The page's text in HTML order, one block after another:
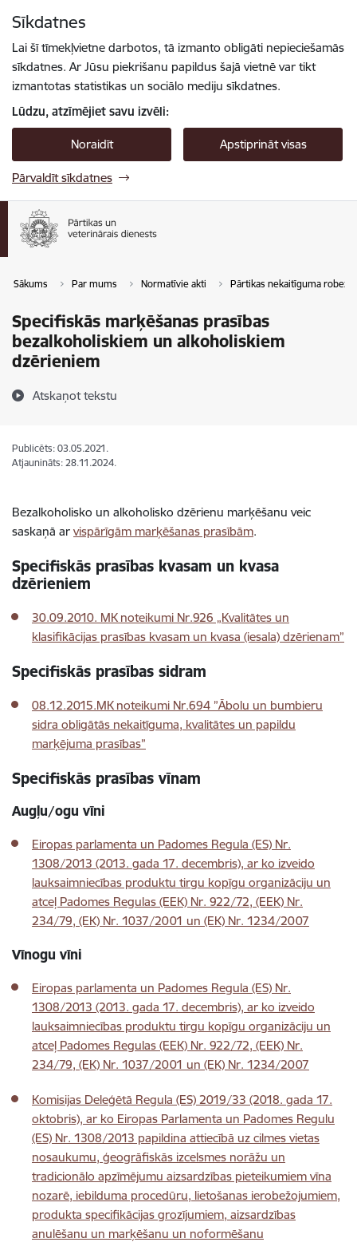
Sīkdatnes
Lai šī tīmekļvietne darbotos, tā izmanto obligāti nepieciešamās
sīkdatnes. Ar Jūsu piekrišanu papildus šajā vietnē var tikt
izmantotas statistikas un sociālo mediju sīkdatnes.
Lūdzu, atzīmējiet savu izvēli:
Noraidīt Apstiprināt visas
Pārvaldīt sīkdatnes
Sākums Par mums Normatīvie akti Pārtikas nekaitīguma
Specifiskās marķēšanas prasības
bezalkoholiskiem un alkoholiskiem
dzērieniem
Atskaņot tekstu
Publicēts: 03.05.2021.
Atjaunināts: 28.11.2024.
Bezalkoholisko un alkoholisko dzērienu marķēšanu veic
saskaņā ar vispārīgām marķēšanas prasībām.
Specifiskās prasības kvasam un kvasa
dzērieniem
30.09.2010. MK noteikumi Nr.926 „Kvalitātes un
klasifikācijas prasības kvasam un kvasa (iesala) dzērienam”
Specifiskās prasības sidram
08.12.2015.MK noteikumi Nr.694 ”Ābolu un bumbieru
sidra obligātās nekaitīguma, kvalitātes un papildu
marķējuma prasības”
Specifiskās prasības vīnam
Augļu/ogu vīni
Eiropas parlamenta un Padomes Regula (ES) Nr.
1308/2013 (2013. gada 17. decembris), ar ko izveido
lauksaimniecības produktu tirgu kopīgu organizāciju un
atceļ Padomes Regulas (EEK) Nr. 922/72, (EEK) Nr.
234/79, (EK) Nr. 1037/2001 un (EK) Nr. 1234/2007
Vīnogu vīni
Eiropas parlamenta un Padomes Regula (ES) Nr.
1308/2013 (2013. gada 17. decembris), ar ko izveido
lauksaimniecības produktu tirgu kopīgu organizāciju un
atceļ Padomes Regulas (EEK) Nr. 922/72, (EEK) Nr.
234/79, (EK) Nr. 1037/2001 un (EK) Nr. 1234/2007
Komisijas Deleģētā Regula (ES) 2019/33 (2018. gada 17.
oktobris), ar ko Eiropas Parlamenta un Padomes Regulu
(ES) Nr. 1308/2013 papildina attiecībā uz cilmes vietas
nosaukumu, ģeogrāfiskās izcelsmes norāžu un
tradicionālo apzīmējumu aizsardzības pieteikumiem vīna
nozarē, iebilduma procedūru, lietošanas ierobežojumiem,
produkta specifikācijas grozījumiem, aizsardzības
anulēšanu un marķēšanu un noformēšanu